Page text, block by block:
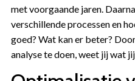
met voorgaande jaren.
verschillende processen en
goed? Wat kan er beter?
analyse te doen, weet jij wat